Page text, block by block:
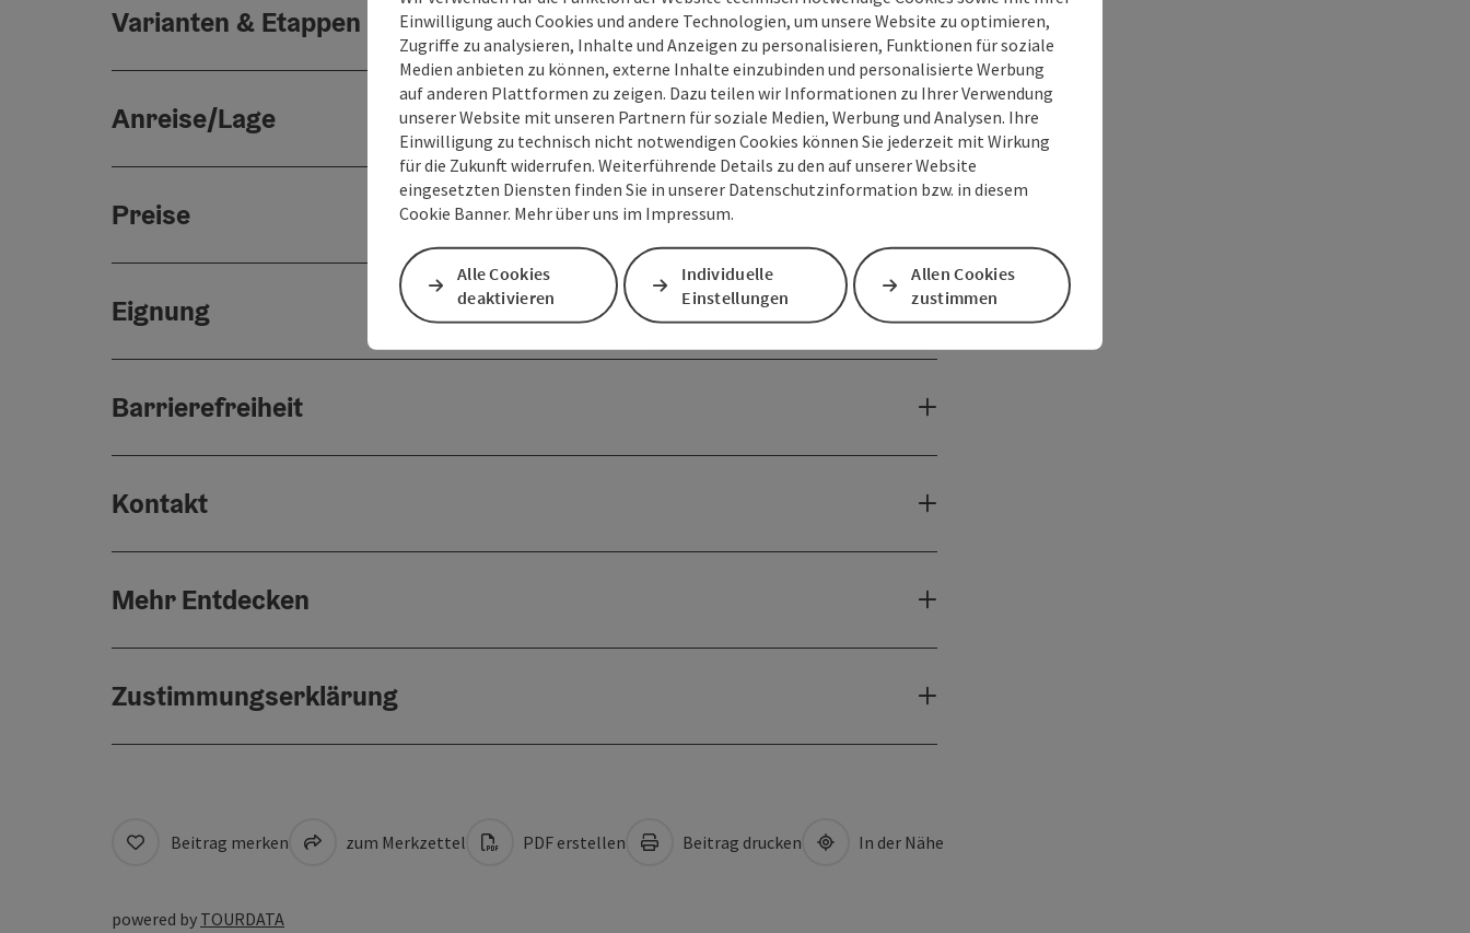
Varianten & Etappen
Anreise/Lage
Preise
Eignung
Barrierefreiheit
Kontakt
Mehr Entdecken
Zustimmungserklärung
Beitrag merken zum Merkzettel PDF erstellen Beitrag drucken In der Nähe
powered by TOURDATA
Einwilligung auch Cookies und andere Technologien, um unsere Website zu optimieren,
Zugriffe zu analysieren, Inhalte und Anzeigen zu personalisieren, Funktionen für soziale
Medien anbieten zu können, externe Inhalte einzubinden und personalisierte Werbung
auf anderen Plattformen zu zeigen. Dazu teilen wir Informationen zu Ihrer Verwendung
unserer Website mit unseren Partnern für soziale Medien, Werbung und Analysen. Ihre
Einwilligung zu technisch nicht notwendigen Cookies können Sie jederzeit mit Wirkung
für die Zukunft widerrufen. Weiterführende Details zu den auf unserer Website
eingesetzten Diensten finden Sie in unserer Datenschutzinformation bzw. in diesem
Cookie Banner. Mehr über uns im Impressum.
Alle Cookies
deaktivieren
Individuelle
Einstellungen
Allen Cookies
zustimmen